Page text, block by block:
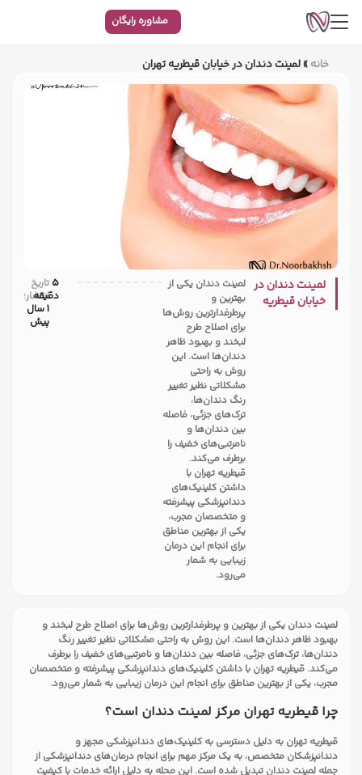
مشاوره رایگان
خانه»لمینت دندان در خیابان قیطریه تهران
لمینت دندان در
خیابان قیطریه
لمینت دندان یکی از
بهترین و
پرطرفدارترین روش‌ها
برای اصلاح طرح
لبخند و بهبود ظاهر
دندان‌ها است. این
روش به راحتی
مشکلاتی نظیر تغییر
رنگ دندان‌ها،
ترک‌های جزئی، فاصله
بین دندان‌ها و
نامرتبی‌های خفیف را
برطرف می‌کند.
قیطریه تهران با
داشتن کلینیک‌های
دندانپزشکی پیشرفته
و متخصصان مجرب،
یکی از بهترین مناطق
برای انجام این درمان
زیبایی به شمار
می‌رود.
5
دقیقه
تاریخ
انتشار:
1 سال
پیش
لمینت دندان یکی از بهترین و پرطرفدارترین روش‌ها برای اصلاح طرح لبخند و
بهبود ظاهر دندان‌ها است. این روش به راحتی مشکلاتی نظیر تغییر رنگ
دندان‌ها، ترک‌های جزئی، فاصله بین دندان‌ها و نامرتبی‌های خفیف را برطرف
می‌کند. قیطریه تهران با داشتن کلینیک‌های دندانپزشکی پیشرفته و متخصصان
مجرب، یکی از بهترین مناطق برای انجام این درمان زیبایی به شمار می‌رود.
چرا قیطریه تهران مرکز لمینت دندان است؟
قیطریه تهران به دلیل دسترسی به کلینیک‌های دندانپزشکی مجهز و
دندانپزشکان متخصص، به یک مرکز مهم برای انجام درمان‌های دندانپزشکی از
جمله لمینت دندان تبدیل شده است. این محله به دلیل ارائه خدمات با کیفیت